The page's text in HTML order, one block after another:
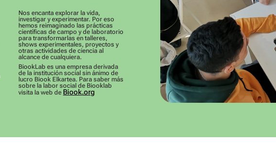
Nos encanta explorar la vida,
investigar y experimentar. Por eso
hemos reimaginado las prácticas
científicas de campo y de laboratorio
para transformarlas en talleres,
shows experimentales, proyectos y
otras actividades de ciencia al
alcance de cualquiera.
BiookLab es una empresa derivada
de la institución social sin ánimo de
lucro Biook Elkartea. Para saber más
sobre la labor social de Biooklab
visita la web de Biook.org